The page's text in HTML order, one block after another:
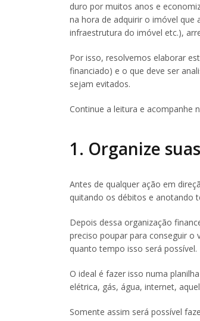
duro por muitos anos e
na hora de adquirir o imóvel que
infraestrutura do imóvel etc.),
Por isso, resolvemos elaborar
financiado) e o que deve ser
sejam evitados.
Continue a leitura e acompanhe
1. Organize
Antes de qualquer ação em
quitando os débitos e anotando
Depois dessa organização
preciso poupar para conseguir
quanto tempo isso será possível.
O ideal é fazer isso numa
elétrica, gás, água, internet,
Somente assim será possível